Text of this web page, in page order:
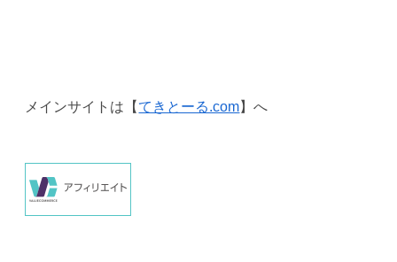
メインサイトは【てきとーる.com】へ